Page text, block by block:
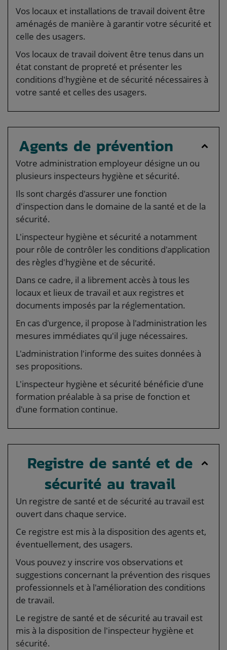
Vos locaux et installations de travail doivent être
aménagés de manière à garantir votre sécurité et
celle des usagers.
Vos locaux de travail doivent être tenus dans un
état constant de propreté et présenter les
conditions d'hygiène et de sécurité nécessaires à
votre santé et celles des usagers.
Agents de prévention
Votre administration employeur désigne un ou
plusieurs inspecteurs hygiène et sécurité.
Ils sont chargés d'assurer une fonction
d'inspection dans le domaine de la santé et de la
sécurité.
L'inspecteur hygiène et sécurité a notamment
pour rôle de contrôler les conditions d'application
des règles d'hygiène et de sécurité.
Dans ce cadre, il a librement accès à tous les
locaux et lieux de travail et aux registres et
documents imposés par la réglementation.
En cas d'urgence, il propose à l'administration les
mesures immédiates qu'il juge nécessaires.
L'administration l'informe des suites données à
ses propositions.
L'inspecteur hygiène et sécurité bénéficie d'une
formation préalable à sa prise de fonction et
d'une formation continue.
Registre de santé et de
sécurité au travail
Un registre de santé et de sécurité au travail est
ouvert dans chaque service.
Ce registre est mis à la disposition des agents et,
éventuellement, des usagers.
Vous pouvez y inscrire vos observations et
suggestions concernant la prévention des risques
professionnels et à l'amélioration des conditions
de travail.
Le registre de santé et de sécurité au travail est
mis à la disposition de l'inspecteur hygiène et
sécurité.